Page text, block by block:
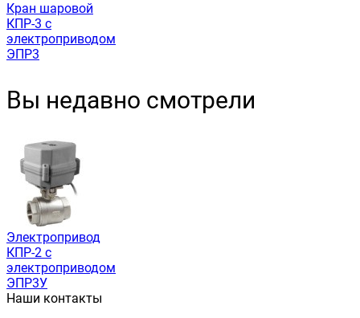
Кран шаровой
КПР-3 с
электроприводом
ЭПР3
Вы недавно смотрели
Электропривод
КПР-2 с
электроприводом
ЭПР3У
Наши контакты